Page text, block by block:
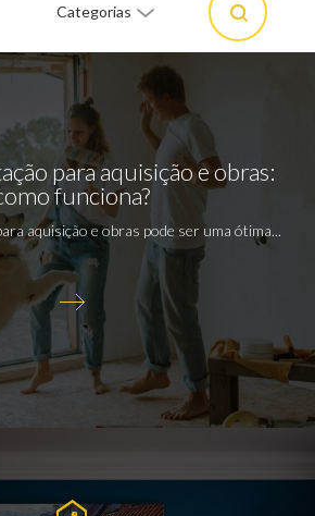
Categorias
para aquisição e obras:
funciona?
aquisição e obras pode ser uma ótima...